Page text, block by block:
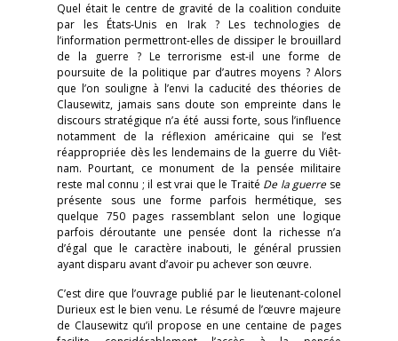
Quel était le centre de gravité de la coalition conduite
par les États-Unis en Irak ? Les technologies de
l’information permettront-elles de dissiper le brouillard
de la guerre ? Le terrorisme est-il une forme de
poursuite de la politique par d’autres moyens ? Alors
que l’on souligne à l’envi la caducité des théories de
Clausewitz, jamais sans doute son empreinte dans le
discours stratégique n’a été aussi forte, sous l’influence
notamment de la réflexion américaine qui se l’est
réappropriée dès les lendemains de la guerre du Viêt-
nam. Pourtant, ce monument de la pensée militaire
reste mal connu ; il est vrai que le Traité De la guerre se
présente sous une forme parfois hermétique, ses
quelque 750 pages rassemblant selon une logique
parfois déroutante une pensée dont la richesse n’a
d’égal que le caractère inabouti, le général prussien
ayant disparu avant d’avoir pu achever son œuvre.
C’est dire que l’ouvrage publié par le lieutenant-colonel
Durieux est le bien venu. Le résumé de l’œuvre majeure
de Clausewitz qu’il propose en une centaine de pages